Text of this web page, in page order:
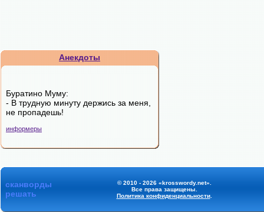
Анекдоты
Буратино Муму:
- В трудную минуту держись за меня,
не пропадешь!
информеры
сканворды
решать
© 2010 - 2026 «krosswordy.net».
Все права защищены.
Политика конфиденциальности.